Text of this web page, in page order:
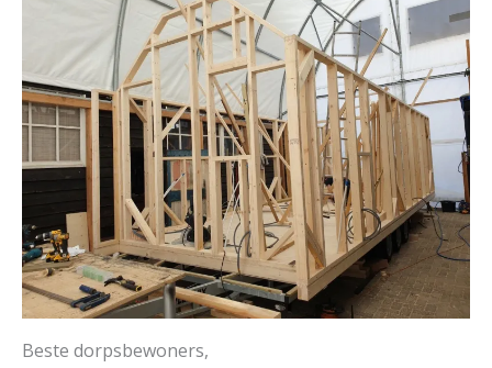
Beste dorpsbewoners,